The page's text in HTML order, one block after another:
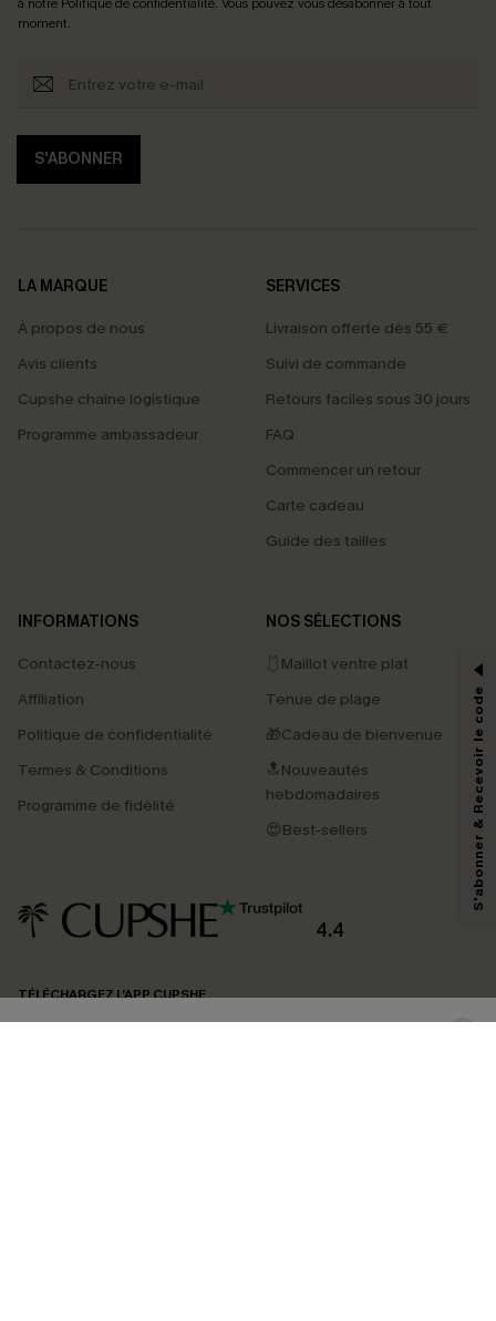
moment.
S'ABONNER
LA MARQUE
À propos de nous
Avis clients
Cupshe chaîne logistique
Programme ambassadeur
SERVICES
Livraison offerte dès 55 €
Suivi de commande
Retours faciles sous 30 jours
FAQ
Commencer un retour
Carte cadeau
Guide des tailles
INFORMATIONS
Contactez-nous
Affiliation
Politique de confidentialité
Termes & Conditions
Programme de fidélité
NOS SÉLECTIONS
🩱Maillot ventre plat
Tenue de plage
🎁Cadeau de bienvenue
🔝Nouveautés
hebdomadaires
😍Best-sellers
4.4
TÉLÉCHARGEZ L’APP CUPSHE
PROFITEZ DE -15%
-15% dès 2 Achetés par E-mail
*Un code par commande, valable une seule fois.
En soumettant votre adresse e-mail, vous acceptez de recevoir des e-mails
marketing (y compris du contenu généré par l'IA) de Cupshe et
reconnaissez avoir pris connaissance de nos
pouvons utiliser les données collectées sur notre site ainsi que des
produits susceptibles de vous intéresser, conformément à notre
Politique de
confidentialité
. Vous pouvez vous désabonner à tout moment.
S'abonner & Recevoir le code